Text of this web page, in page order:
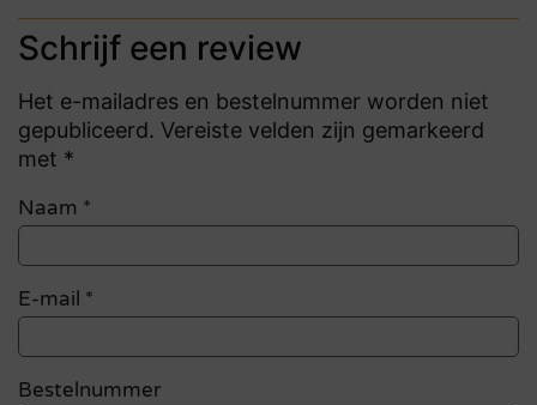
Schrijf een review
Het e-mailadres en bestelnummer worden niet
gepubliceerd. Vereiste velden zijn gemarkeerd
met *
Naam *
E-mail *
Bestelnummer